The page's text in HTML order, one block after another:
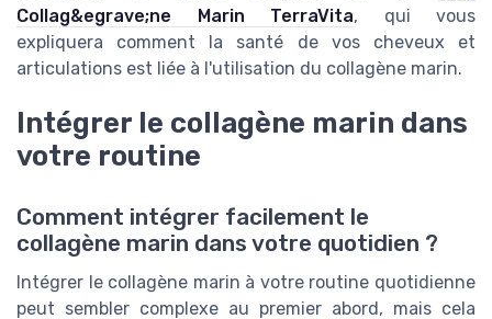
Collag&egrave;ne Marin TerraVita, qui vous
expliquera comment la santé de vos cheveux et
articulations est liée à l'utilisation du collagène marin.
Intégrer le collagène marin dans
votre routine
Comment intégrer facilement le
collagène marin dans votre quotidien ?
Intégrer le collagène marin à votre routine quotidienne
peut sembler complexe au premier abord, mais cela